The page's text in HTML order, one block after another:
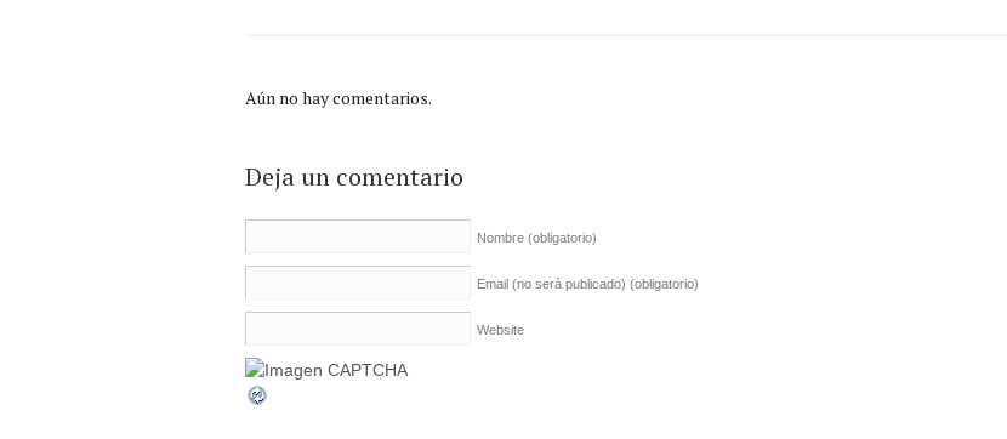
Aún no hay comentarios.
Deja un comentario
Nombre (obligatorio)
Email (no será publicado) (obligatorio)
Website